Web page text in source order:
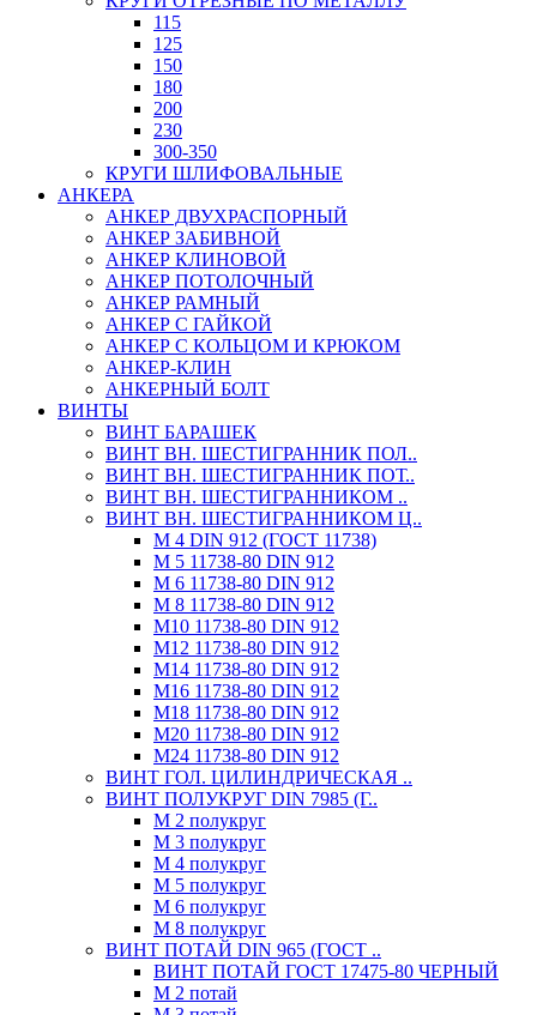
115
125
150
180
200
230
300-350
КРУГИ ШЛИФОВАЛЬНЫЕ
АНКЕРА
АНКЕР ДВУХРАСПОРНЫЙ
АНКЕР ЗАБИВНОЙ
АНКЕР КЛИНОВОЙ
АНКЕР ПОТОЛОЧНЫЙ
АНКЕР РАМНЫЙ
АНКЕР С ГАЙКОЙ
АНКЕР С КОЛЬЦОМ И КРЮКОМ
АНКЕР-КЛИН
АНКЕРНЫЙ БОЛТ
ВИНТЫ
ВИНТ БАРАШЕК
ВИНТ ВН. ШЕСТИГРАННИК ПОЛ..
ВИНТ ВН. ШЕСТИГРАННИК ПОТ..
ВИНТ ВН. ШЕСТИГРАННИКОМ ..
ВИНТ ВН. ШЕСТИГРАННИКОМ Ц..
М 4 DIN 912 (ГОСТ 11738)
М 5 11738-80 DIN 912
М 6 11738-80 DIN 912
М 8 11738-80 DIN 912
М10 11738-80 DIN 912
М12 11738-80 DIN 912
М14 11738-80 DIN 912
М16 11738-80 DIN 912
М18 11738-80 DIN 912
М20 11738-80 DIN 912
М24 11738-80 DIN 912
ВИНТ ГОЛ. ЦИЛИНДРИЧЕСКАЯ ..
ВИНТ ПОЛУКРУГ DIN 7985 (Г..
М 2 полукруг
М 3 полукруг
М 4 полукруг
М 5 полукруг
М 6 полукруг
М 8 полукруг
ВИНТ ПОТАЙ DIN 965 (ГОСТ ..
ВИНТ ПОТАЙ ГОСТ 17475-80 ЧЕРНЫЙ
М 2 потай